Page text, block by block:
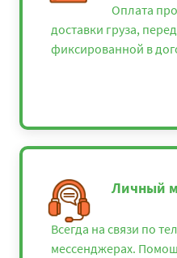
Оплата
доставки груза,
фиксированной в
Личный
Всегда на связи по
мессенджерах.